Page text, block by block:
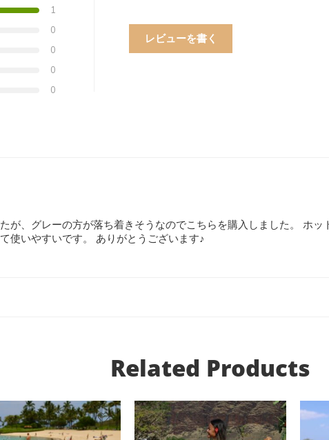
1
0
0
0
0
レビューを書く
が、グレーの方が落ち着きそうなのでこちらを購入しました。 ホ
使いやすいです。 ありがとうございます♪
Related Products